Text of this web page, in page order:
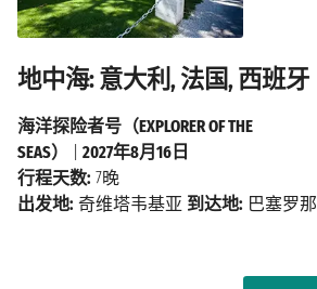
地中海: 意大利, 法国, 西班牙
海洋探险者号（EXPLORER OF THE
SEAS）
2027年8月16日
行程天数: 7晚
出发地: 奇维塔韦基亚 到达地: 巴塞罗那